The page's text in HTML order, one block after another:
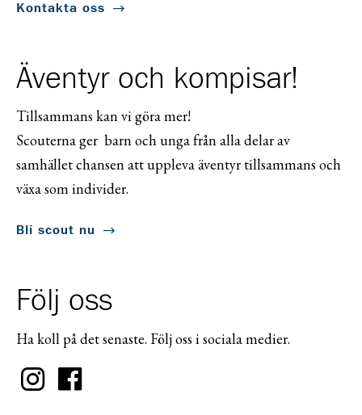
Kontakta oss
Äventyr och kompisar!
Tillsammans kan vi göra mer!
Scouterna ger barn och unga från alla delar av
samhället chansen att uppleva äventyr tillsammans och
växa som individer.
Bli scout nu
Följ oss
Ha koll på det senaste. Följ oss i sociala medier.